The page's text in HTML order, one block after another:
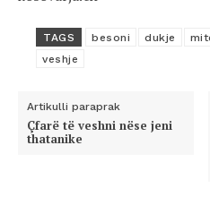
TAGS besoni dukje
veshje
Artikulli paraprak
Çfarë të veshni nëse jeni
thatanike